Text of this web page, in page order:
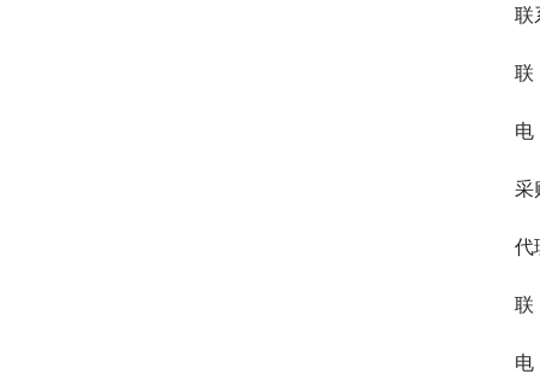
联
联
电
采
代
联
电